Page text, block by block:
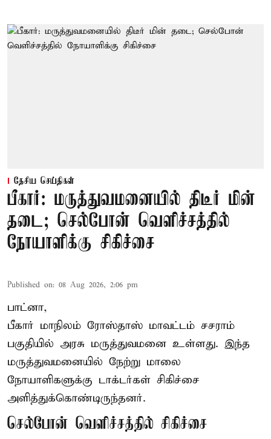
தேசிய செய்திகள்
பீகார்: மருத்துவமனையில் திடீர் மின்
தடை; செல்போன் வெளிச்சத்தில்
நோயாளிக்கு சிகிச்சை
Published on: 08 Aug 2026, 2:06 pm
பாட்னா,
பீகார் மாநிலம் ரோஸ்தாஸ் மாவட்டம் சசராம்
பகுதியில் அரசு மருத்துவமனை உள்ளது. இந்த
மருத்துவமனையில் நேற்று மாலை
நோயாளிகளுக்கு டாக்டர்கள் சிகிச்சை
அளித்துக்கொண்டிருந்தனர்.
செல்போன் வெளிச்சத்தில் சிகிச்சை